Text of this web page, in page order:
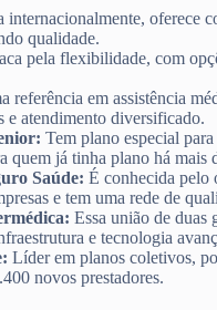
internacionalmente, oferece
qualidade.
pela flexibilidade, com
referência em assistência
e atendimento diversificado.
Tem plano especial
quem já tinha plano há mais
Saúde: É conhecida pelo
e tem uma rede de
Essa união de duas
e tecnologia
Líder em planos coletivos,
novos prestadores.